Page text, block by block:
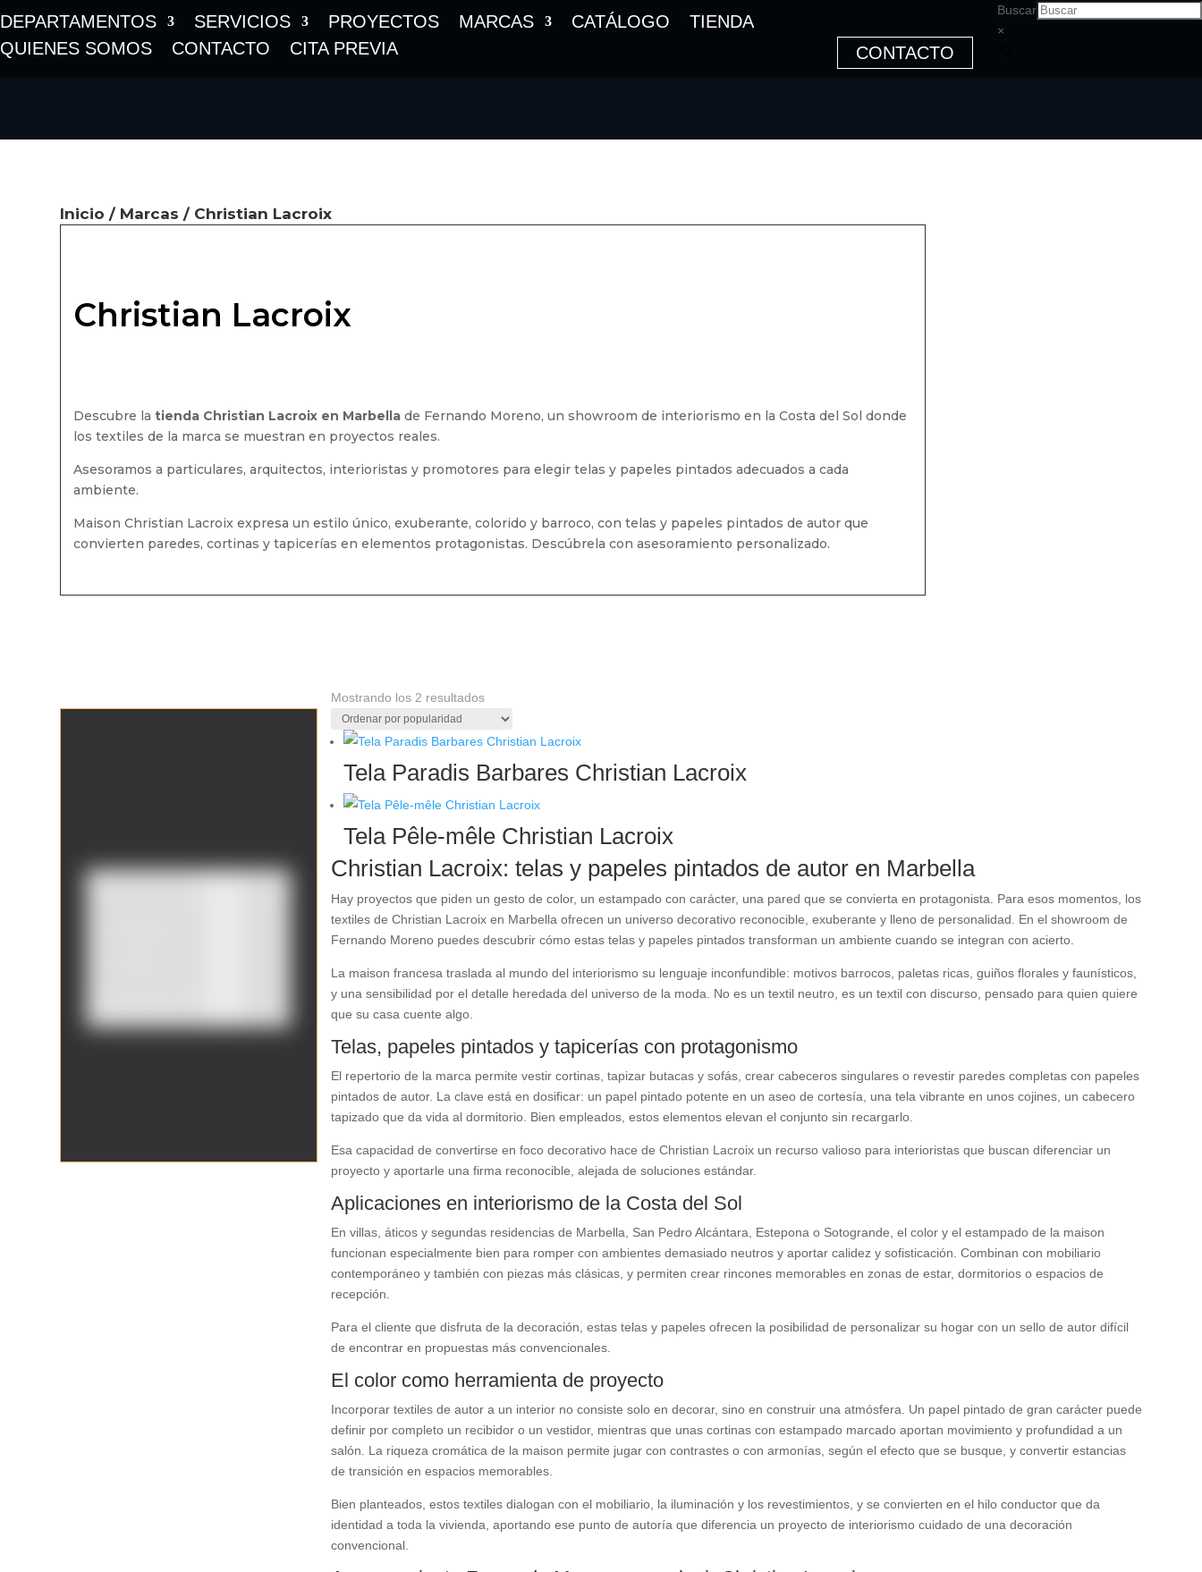
DEPARTAMENTOS SERVICIOS PROYECTOS MARCAS CATÁLOGO
TIENDA
QUIENES SOMOS
CONTACTO CITA PREVIA CONTACTO
Buscar
×
Inicio / Marcas / Christian Lacroix
Christian Lacroix
Descubre la tienda Christian Lacroix en Marbellade Fernando Moreno, un showroom de interiorismo en la Costa del Sol donde
los textiles de la marca se muestran en proyectos reales.
Asesoramos a particulares, arquitectos, interioristas y promotores para elegir telas y papeles pintados adecuados a cada
ambiente.
Maison Christian Lacroix expresa un estilo único, exuberante, colorido y barroco, con telas y papeles pintados de autor que
convierten paredes, cortinas y tapicerías en elementos protagonistas. Descúbrela con asesoramiento personalizado.
Mostrando los 2 resultadosOrdenado
por
popularidad
Tela Paradis Barbares Christian Lacroix
Tela Pêle-mêle Christian Lacroix
Christian Lacroix: telas y papeles pintados de autor en Marbella
Hay proyectos que piden un gesto de color, un estampado con carácter, una pared que se convierta en protagonista. Para esos momentos, los
textiles de Christian Lacroix en Marbella ofrecen un universo decorativo reconocible, exuberante y lleno de personalidad. En el showroom de
Fernando Moreno puedes descubrir cómo estas telas y papeles pintados transforman un ambiente cuando se integran con acierto.
La maison francesa traslada al mundo del interiorismo su lenguaje inconfundible: motivos barrocos, paletas ricas, guiños florales y faunísticos,
y una sensibilidad por el detalle heredada del universo de la moda. No es un textil neutro, es un textil con discurso, pensado para quien quiere
que su casa cuente algo.
Telas, papeles pintados y tapicerías con protagonismo
El repertorio de la marca permite vestir cortinas, tapizar butacas y sofás, crear cabeceros singulares o revestir paredes completas con papeles
pintados de autor. La clave está en dosificar: un papel pintado potente en un aseo de cortesía, una tela vibrante en unos cojines, un cabecero
tapizado que da vida al dormitorio. Bien empleados, estos elementos elevan el conjunto sin recargarlo.
Esa capacidad de convertirse en foco decorativo hace de Christian Lacroix un recurso valioso para interioristas que buscan diferenciar un
proyecto y aportarle una firma reconocible, alejada de soluciones estándar.
Aplicaciones en interiorismo de la Costa del Sol
En villas, áticos y segundas residencias de Marbella, San Pedro Alcántara, Estepona o Sotogrande, el color y el estampado de la maison
funcionan especialmente bien para romper con ambientes demasiado neutros y aportar calidez y sofisticación. Combinan con mobiliario
contemporáneo y también con piezas más clásicas, y permiten crear rincones memorables en zonas de estar, dormitorios o espacios de
recepción.
Para el cliente que disfruta de la decoración, estas telas y papeles ofrecen la posibilidad de personalizar su hogar con un sello de autor difícil
de encontrar en propuestas más convencionales.
El color como herramienta de proyecto
Incorporar textiles de autor a un interior no consiste solo en decorar, sino en construir una atmósfera. Un papel pintado de gran carácter puede
definir por completo un recibidor o un vestidor, mientras que unas cortinas con estampado marcado aportan movimiento y profundidad a un
salón. La riqueza cromática de la maison permite jugar con contrastes o con armonías, según el efecto que se busque, y convertir estancias
de transición en espacios memorables.
Bien planteados, estos textiles dialogan con el mobiliario, la iluminación y los revestimientos, y se convierten en el hilo conductor que da
identidad a toda la vivienda, aportando ese punto de autoría que diferencia un proyecto de interiorismo cuidado de una decoración
convencional.